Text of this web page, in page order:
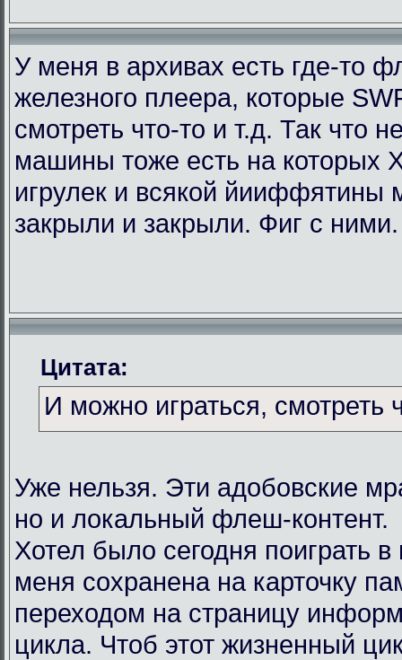
У меня в архивах есть где-то
железного плеера, которые
смотреть что-то и т.д. Так что
машины тоже есть на которых
игрулек и всякой
закрыли и закрыли. Фиг с ними.
Цитата:
И можно играться, смотреть
Уже нельзя. Эти адобовские
но и локальный флеш-контент.
Хотел было сегодня поиграть
меня сохранена на карточку
переходом на страницу
цикла. Чтоб этот жизненный